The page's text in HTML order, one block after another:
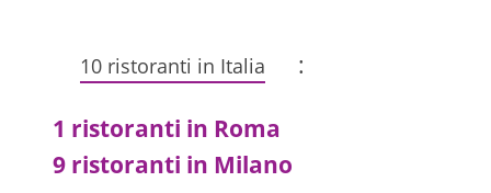
10 ristoranti in Italia :
1 ristoranti in Roma
9 ristoranti in Milano